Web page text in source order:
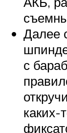
Далее
с
каких-